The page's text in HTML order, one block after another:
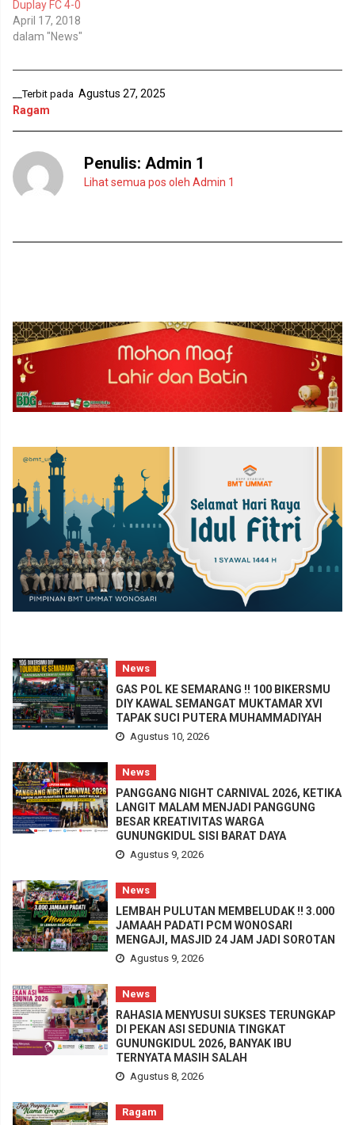
d
e
l
a
n
b
a
r
)
e
y
n
g
r
Duplay FC 4-0
April 17, 2018
dalam "News"
__Terbit pada Agustus 27, 2025
Ragam
Penulis: Admin 1
Lihat semua pos oleh Admin 1
News
GAS POL KE SEMARANG !! 100 BIKERSMU
DIY KAWAL SEMANGAT MUKTAMAR XVI
TAPAK SUCI PUTERA MUHAMMADIYAH
Agustus 10, 2026
News
PANGGANG NIGHT CARNIVAL 2026, KETIKA
LANGIT MALAM MENJADI PANGGUNG
BESAR KREATIVITAS WARGA
GUNUNGKIDUL SISI BARAT DAYA
Agustus 9, 2026
News
LEMBAH PULUTAN MEMBELUDAK !! 3.000
JAMAAH PADATI PCM WONOSARI
MENGAJI, MASJID 24 JAM JADI SOROTAN
Agustus 9, 2026
News
RAHASIA MENYUSUI SUKSES TERUNGKAP
DI PEKAN ASI SEDUNIA TINGKAT
GUNUNGKIDUL 2026, BANYAK IBU
TERNYATA MASIH SALAH
Agustus 8, 2026
Ragam